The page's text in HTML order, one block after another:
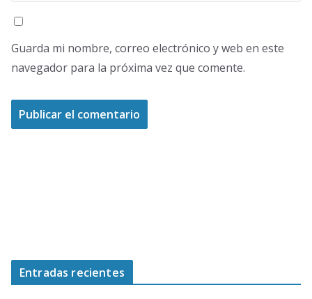
Guarda mi nombre, correo electrónico y web en este
navegador para la próxima vez que comente.
Entradas recientes